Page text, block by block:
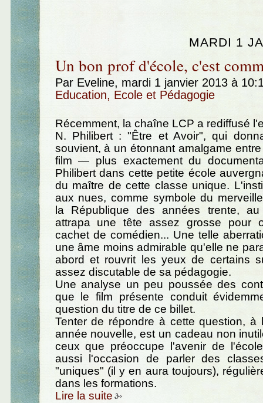
MARDI 1
Un bon prof d'école, c'est
Par Eveline, mardi 1 janvier 2013 à
Education, Ecole et Pédagogie
Récemment, la chaîne LCP a rediffusé
N. Philibert : "Être et Avoir", qui
souvient, à un étonnant amalgame
film — plus exactement du
Philibert dans cette petite école
du maître de cette classe unique.
aux nues, comme symbole du
la République des années trente,
attrapa une tête assez grosse pour
cachet de comédien... Une telle
une âme moins admirable qu'elle ne
abord et rouvrit les yeux de certains
assez discutable de sa pédagogie.
Une analyse un peu poussée des
que le film présente conduit
question du titre de ce billet.
Tenter de répondre à cette question, à
année nouvelle, est un cadeau non
ceux que préoccupe l'avenir de
aussi l'occasion de parler des
"uniques" (il y en aura toujours),
dans les formations.
Lire la suite